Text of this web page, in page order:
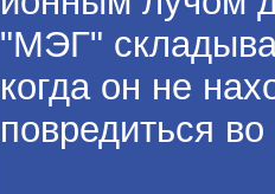
"МЭГ"
когда он не
повредиться